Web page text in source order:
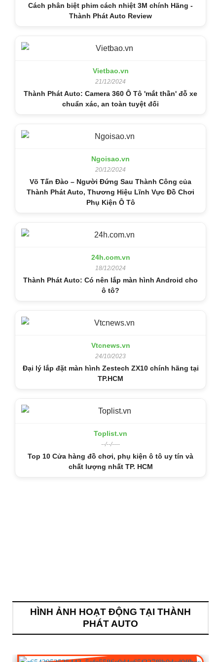
Cách phân biệt phim cách nhiệt 3M chính Hãng -
Thành Phát Auto Review
Vietbao.vn
21/12/2024
Thành Phát Auto: Camera 360 Ô Tô 'mắt thần' đỗ xe
chuẩn xác, an toàn tuyệt đối
Ngoisao.vn
20/12/2024
Võ Tấn Đào – Người Đứng Sau Thành Công của
Thành Phát Auto, Thương Hiệu Lĩnh Vực Đồ Chơi
Phụ Kiện Ô Tô
24h.com.vn
18/12/2024
Thành Phát Auto: Có nên lắp màn hình Android cho
ô tô?
Vtcnews.vn
24/10/2023
Đại lý lắp đặt màn hình Zestech ZX10 chính hãng tại
TP.HCM
Toplist.vn
--/--/----
Top 10 Cửa hàng đồ chơi, phụ kiện ô tô uy tín và
chất lượng nhất TP. HCM
HÌNH ẢNH HOẠT ĐỘNG TẠI THÀNH
PHÁT AUTO